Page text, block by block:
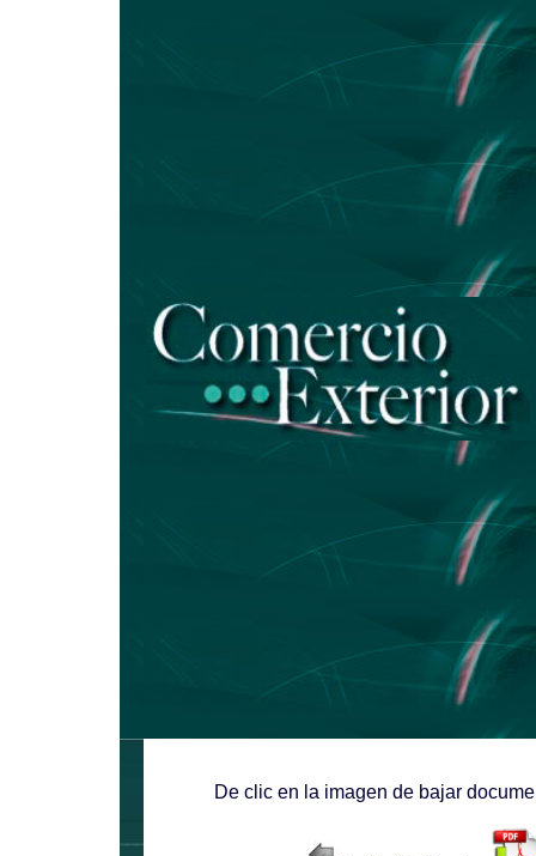
De clic en la imagen de bajar